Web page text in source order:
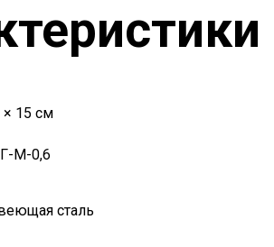
× 15 см
М-0,6
сталь